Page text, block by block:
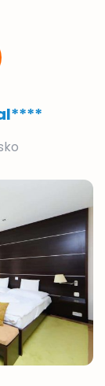
****